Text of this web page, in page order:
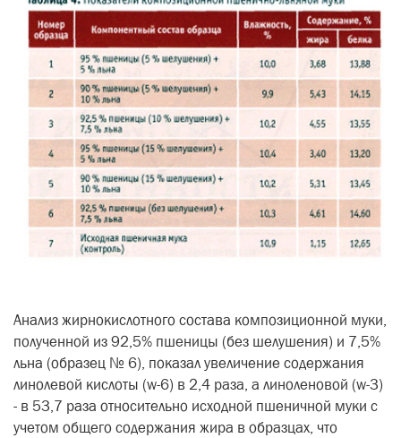
Анализ жирнокислотного состава композиционной муки,
полученной из 92,5% пшеницы (без шелушения) и 7,5%
льна (образец № 6), показал увеличение содержания
линолевой кислоты (w-6) в 2,4 раза, а линоленовой (w-3)
- в 53,7 раза относительно исходной пшеничной муки с
учетом общего содержания жира в образцах, что